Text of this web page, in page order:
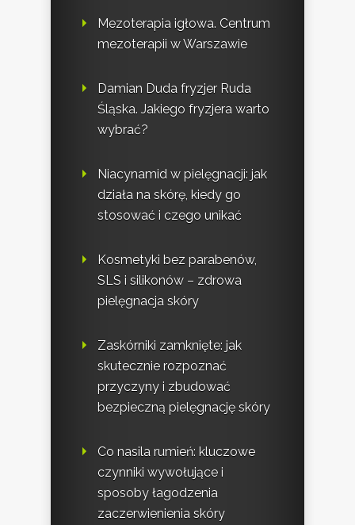
Mezoterapia igłowa. Centrum
mezoterapii w Warszawie
Damian Duda fryzjer Ruda
Śląska. Jakiego fryzjera warto
wybrać?
Niacynamid w pielęgnacji: jak
działa na skórę, kiedy go
stosować i czego unikać
Kosmetyki bez parabenów,
SLS i silikonów – zdrowa
pielęgnacja skóry
Zaskórniki zamknięte: jak
skutecznie rozpoznać
przyczyny i zbudować
bezpieczną pielęgnację skóry
Co nasila rumień: kluczowe
czynniki wywołujące i
sposoby łagodzenia
zaczerwienienia skóry